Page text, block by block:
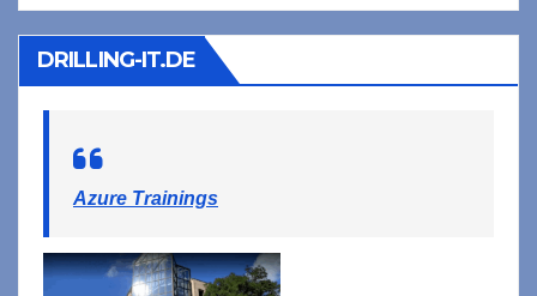
DRILLING-IT.DE
Azure Trainings